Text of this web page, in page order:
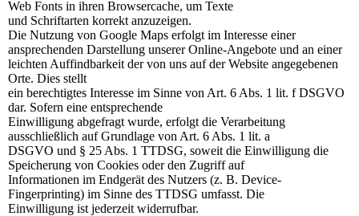
Web Fonts in ihren Browsercache, um Texte
und Schriftarten korrekt anzuzeigen.
Die Nutzung von Google Maps erfolgt im Interesse einer
ansprechenden Darstellung unserer Online-Angebote und an einer
leichten Auffindbarkeit der von uns auf der Website angegebenen
Orte. Dies stellt
ein berechtigtes Interesse im Sinne von Art. 6 Abs. 1 lit. f DSGVO
dar. Sofern eine entsprechende
Einwilligung abgefragt wurde, erfolgt die Verarbeitung
ausschließlich auf Grundlage von Art. 6 Abs. 1 lit. a
DSGVO und § 25 Abs. 1 TTDSG, soweit die Einwilligung die
Speicherung von Cookies oder den Zugriff auf
Informationen im Endgerät des Nutzers (z. B. Device-
Fingerprinting) im Sinne des TTDSG umfasst. Die
Einwilligung ist jederzeit widerrufbar.